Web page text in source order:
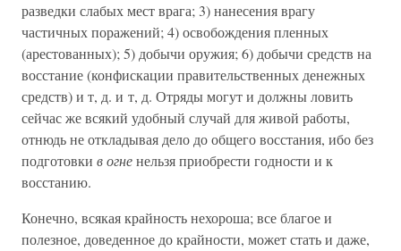
разведки слабых мест врага; 3) нанесения врагу
частичных поражений; 4) освобождения пленных
(арестованных); 5) добычи оружия; 6) добычи средств на
восстание (конфискации правительственных денежных
средств) и т, д. и т, д. Отряды могут и должны ловить
сейчас же всякий удобный случай для живой работы,
отнюдь не откладывая дело до общего восстания, ибо без
подготовки в огненельзя приобрести годности и к
восстанию.
Конечно, всякая крайность нехороша; все благое и
полезное, доведенное до крайности, может стать и даже,